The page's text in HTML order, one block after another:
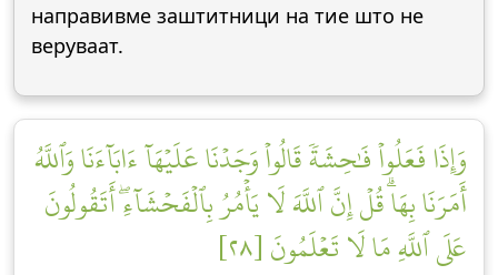
направивме заштитници на тие што не
веруваат.
وَإِذَا فَعَلُواْ فَٰحِشَةٗ قَالُواْ وَجَدۡنَا عَلَيۡهَآ ءَابَآءَنَا وَٱللَّهُ
أَمَرَنَا بِهَاۗ قُلۡ إِنَّ ٱللَّهَ لَا يَأۡمُرُ بِٱلۡفَحۡشَآءِۖ أَتَقُولُونَ
عَلَى ٱللَّهِ مَا لَا تَعۡلَمُونَ [٢٨]